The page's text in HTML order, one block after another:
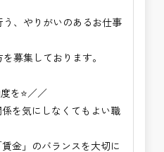
指導業務
つきましては、基本的に
、やりがいのあるお仕事
募集しております。
を⭐／／
を気にしなくてもよい職
金」のバランスを大切に